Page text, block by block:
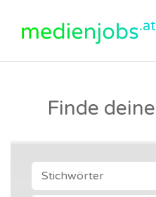
Finde
STICHWÖRTER